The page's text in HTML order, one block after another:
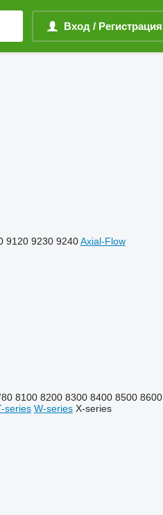
Вход / Регистрация
9120 9230 9240 Axial-Flow
8100 8200 8300 8400 8500 8600
series W-series X-series